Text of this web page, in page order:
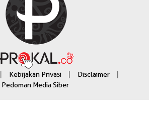
| Kebijakan Privasi | Disclaimer |
Pedoman Media Siber